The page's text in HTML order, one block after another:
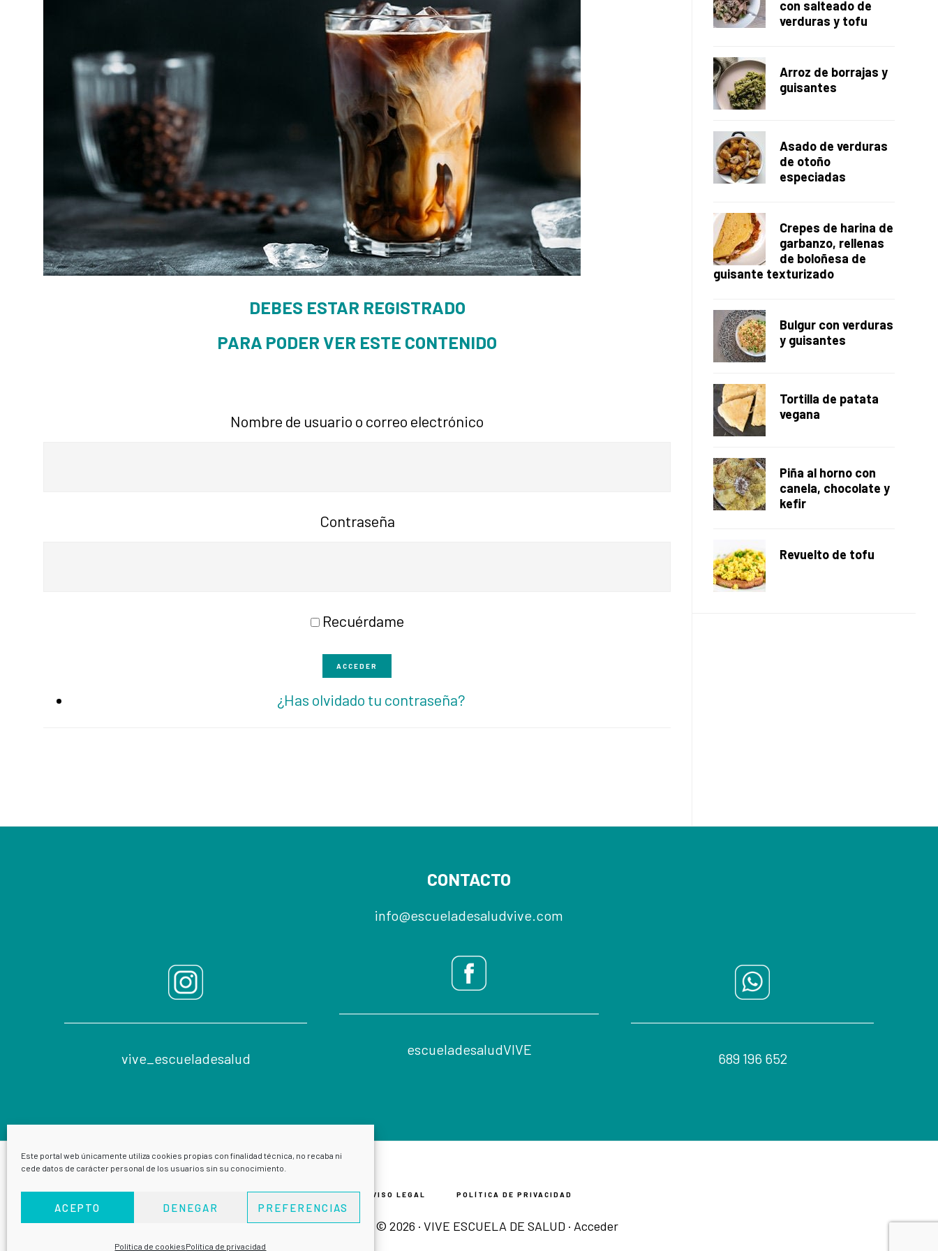
Este portal web únicamente utiliza cookies propias con finalidad técnica, no recaba ni
cede datos de carácter personal de los usuarios sin su conocimiento.
ACEPTO DENEGAR PREFERENCIAS
Política de cookiesPolítica de privacidad
DEBES ESTAR REGISTRADO
PARA PODER VER ESTE CONTENIDO
Nombre de usuario o correo electrónico
Contraseña
Recuérdame
ACCEDER
¿Has olvidado tu contraseña?
con salteado de
verduras y tofu
Arroz de borrajas y
guisantes
Asado de verduras
de otoño
especiadas
Crepes de harina de
garbanzo, rellenas
de boloñesa de
guisante texturizado
Bulgur con verduras
y guisantes
Tortilla de patata
vegana
Piña al horno con
canela, chocolate y
kefir
Revuelto de tofu
vive_escueladesalud
CONTACTO
info@escueladesaludvive.com
escueladesaludVIVE
689 196 652
AVISO LEGAL POLÍTICA DE PRIVACIDAD
Copyright © 2026 · VIVE ESCUELA DE SALUD · Acceder